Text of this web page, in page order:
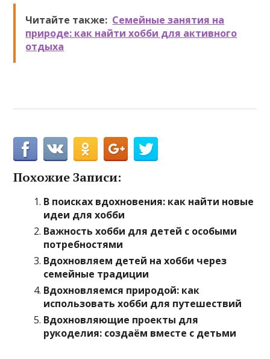
Читайте также: Семейные занятия на
природе: как найти хобби для активного
отдыха
Похожие Записи:
В поисках вдохновения: как найти новые
идеи для хобби
Важность хобби для детей с особыми
потребностями
Вдохновляем детей на хобби через
семейные традиции
Вдохновляемся природой: как
использовать хобби для путешествий
Вдохновляющие проекты для
рукоделия: создаём вместе с детьми